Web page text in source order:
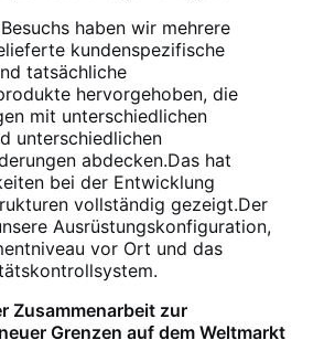
haben wir mehrere
kundenspezifische
tatsächliche
hervorgehoben, die
mit unterschiedlichen
unterschiedlichen
abdecken.Das hat
bei der Entwicklung
vollständig gezeigt.Der
Ausrüstungskonfiguration,
vor Ort und das
Zusammenarbeit zur
Grenzen auf dem Weltmarkt